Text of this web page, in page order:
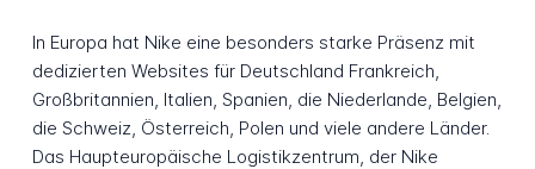
In Europa hat Nike eine besonders starke Präsenz mit
dedizierten Websites für Deutschland Frankreich,
Großbritannien, Italien, Spanien, die Niederlande, Belgien,
die Schweiz, Österreich, Polen und viele andere Länder.
Das Haupteuropäische Logistikzentrum, der Nike